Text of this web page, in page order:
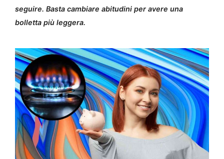
seguire. Basta cambiare abitudini per avere una
bolletta più leggera.